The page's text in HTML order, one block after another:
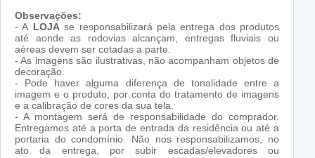
Observações:
- A LOJAse responsabilizará pela entrega dos produtos
até aonde as rodovias alcançam, entregas fluviais ou
aéreas devem ser cotadas a parte.
- As imagens são ilustrativas, não acompanham objetos de
decoração.
- Pode haver alguma diferença de tonalidade entre a
imagem e o produto, por conta do tratamento de imagens
e a calibração de cores da sua tela.
- A montagem será de responsabilidade do comprador.
Entregamos até a porta de entrada da residência ou até a
portaria do condomínio. Não nos responsabilizamos, no
ato da entrega, por subir escadas/elevadores ou